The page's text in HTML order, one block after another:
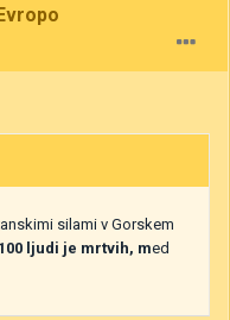
silami v Gorskem
ljudi je mrtvih, med